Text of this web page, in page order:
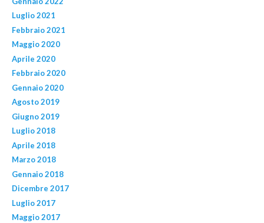
Luglio 2021
Febbraio 2021
Maggio 2020
Aprile 2020
Febbraio 2020
Gennaio 2020
Agosto 2019
Giugno 2019
Luglio 2018
Aprile 2018
Marzo 2018
Gennaio 2018
Dicembre 2017
Luglio 2017
Maggio 2017